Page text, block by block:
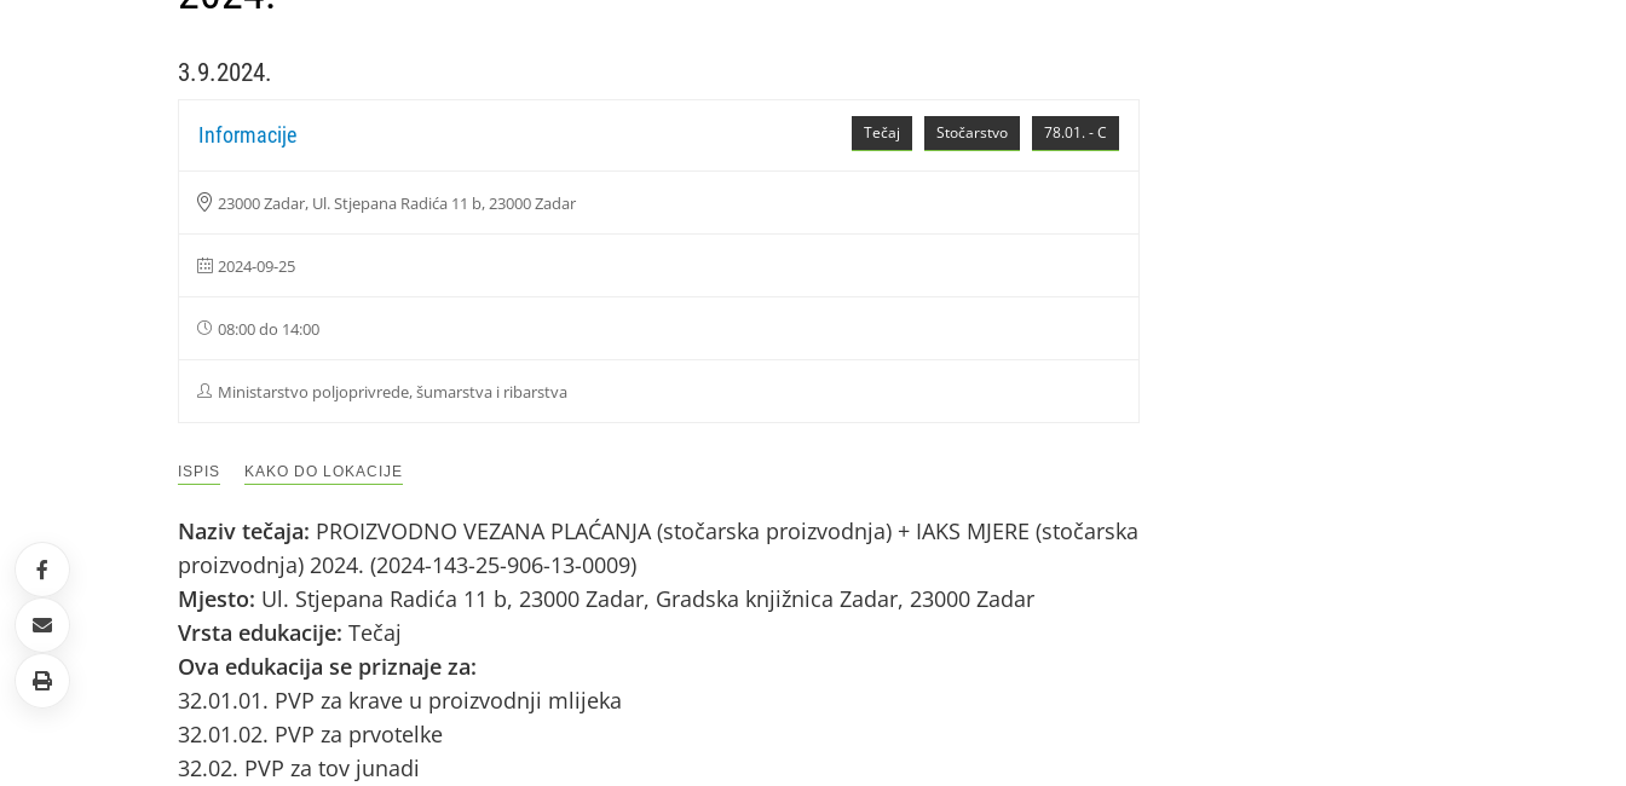
3.9.2024.
78.01. - C
Stočarstvo
Tečaj
Informacije
23000 Zadar, Ul. Stjepana Radića 11 b, 23000 Zadar
2024-09-25
08:00 do 14:00
Ministarstvo poljoprivrede, šumarstva i ribarstva
ISPIS KAKO DO LOKACIJE
Naziv tečaja: PROIZVODNO VEZANA PLAĆANJA (stočarska proizvodnja) + IAKS MJERE (stočarska
proizvodnja) 2024. (2024-143-25-906-13-0009)
Mjesto: Ul. Stjepana Radića 11 b, 23000 Zadar, Gradska knjižnica Zadar, 23000 Zadar
Vrsta edukacije: Tečaj
Ova edukacija se priznaje za:
32.01.01. PVP za krave u proizvodnji mlijeka
32.01.02. PVP za prvotelke
32.02. PVP za tov junadi